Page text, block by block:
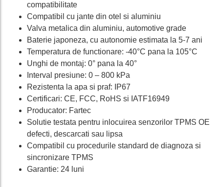
compatibilitate
Compatibil cu jante din otel si aluminiu
Valva metalica din aluminiu, automotive grade
Baterie japoneza, cu autonomie estimata la 5-7 ani
Temperatura de functionare: -40°C pana la 105°C
Unghi de montaj: 0° pana la 40°
Interval presiune: 0 – 800 kPa
Rezistenta la apa si praf: IP67
Certificari: CE, FCC, RoHS si IATF16949
Producator: Fartec
Solutie testata pentru inlocuirea senzorilor TPMS OE
defecti, descarcati sau lipsa
Compatibil cu procedurile standard de diagnoza si
sincronizare TPMS
Garantie: 24 luni